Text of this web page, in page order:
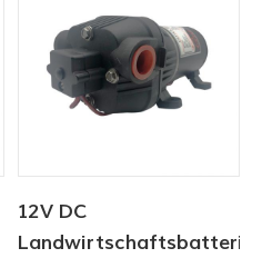
12V DC
Landwirtschaftsbatterie-